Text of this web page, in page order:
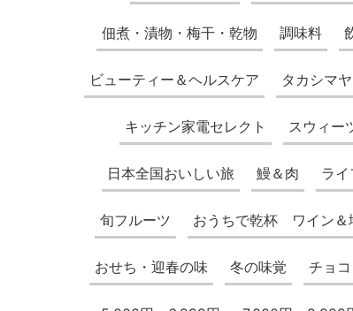
佃煮・漬物・梅干・乾物 調味料
ビューティー＆ヘルスケア タカシマ
キッチン家電セレクト スウィー
日本全国おいしい旅 鰻＆肉 ラ
旬フルーツ おうちで乾杯 ワイン＆
おせち・迎春の味 冬の味覚 チョ